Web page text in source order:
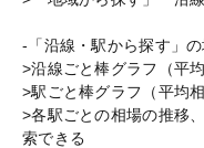
-「沿線・駅から探す」
>沿線ごと棒グラフ（平
>駅ごと棒グラフ（平均
>各駅ごとの相場の推移
索できる